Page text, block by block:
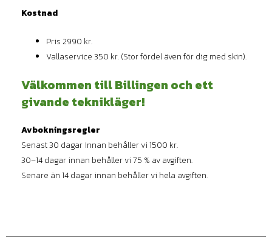
Kostnad
Pris 2990 kr.
Vallaservice 350 kr. (Stor fördel även för dig med skin).
Välkommen till Billingen och ett
givande teknikläger!
Avbokningsregler
Senast 30 dagar innan behåller vi 1500 kr.
30–14 dagar innan behåller vi 75 % av avgiften.
Senare än 14 dagar innan behåller vi hela avgiften.